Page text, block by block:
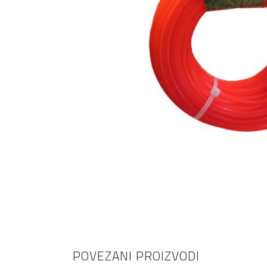
AKCIJA!
Vodomaterijal
POVEZANI PROIZVODI